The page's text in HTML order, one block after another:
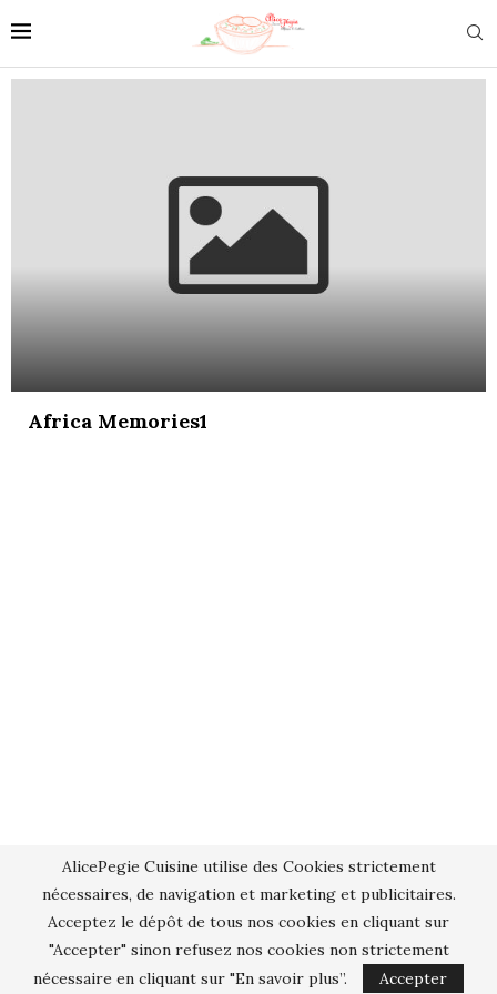
Africa Memories1
AlicePegie Cuisine utilise des Cookies strictement
nécessaires, de navigation et marketing et publicitaires.
Acceptez le dépôt de tous nos cookies en cliquant sur
"Accepter" sinon refusez nos cookies non strictement
nécessaire en cliquant sur "En savoir plus”.
Accepter